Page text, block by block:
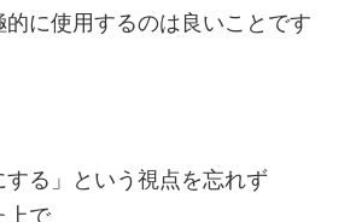
に使用するのは良いことです
する」という視点を忘れず
上で